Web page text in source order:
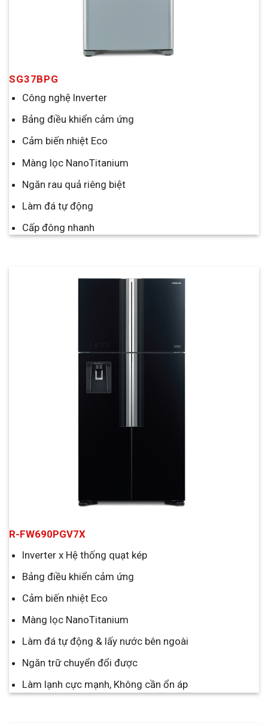
SG37BPG
Công nghệ Inverter
Bảng điều khiển cảm ứng
Cảm biến nhiệt Eco
Màng lọc NanoTitanium
Ngăn rau quả riêng biệt
Làm đá tự động
Cấp đông nhanh
R-FW690PGV7X
Inverter x Hệ thống quạt kép
Bảng điều khiển cảm ứng
Cảm biến nhiệt Eco
Màng lọc NanoTitanium
Làm đá tự động & lấy nước bên ngoài
Ngăn trữ chuyển đổi được
Làm lạnh cực mạnh, Không cần ổn áp